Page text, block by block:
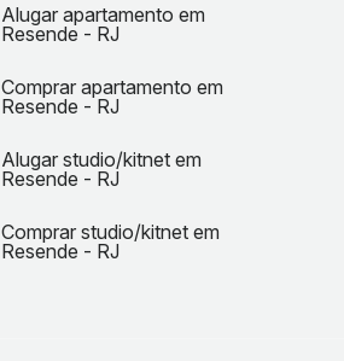
Alugar apartamento em
Resende - RJ
Comprar apartamento em
Resende - RJ
Alugar studio/kitnet em
Resende - RJ
Comprar studio/kitnet em
Resende - RJ